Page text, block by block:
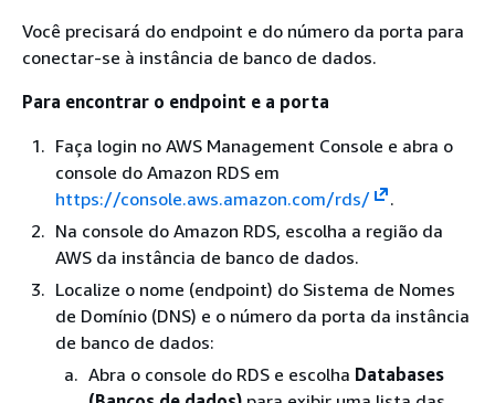
Você precisará do endpoint e do número da porta para
conectar-se à instância de banco de dados.
Para encontrar o endpoint e a porta
Faça login no AWS Management Console e abra o
console do Amazon RDS em
https://console.aws.amazon.com/rds/
.
Na console do Amazon RDS, escolha a região da
AWS da instância de banco de dados.
Localize o nome (endpoint) do Sistema de Nomes
de Domínio (DNS) e o número da porta da instância
de banco de dados:
Abra o console do RDS e escolha Databases